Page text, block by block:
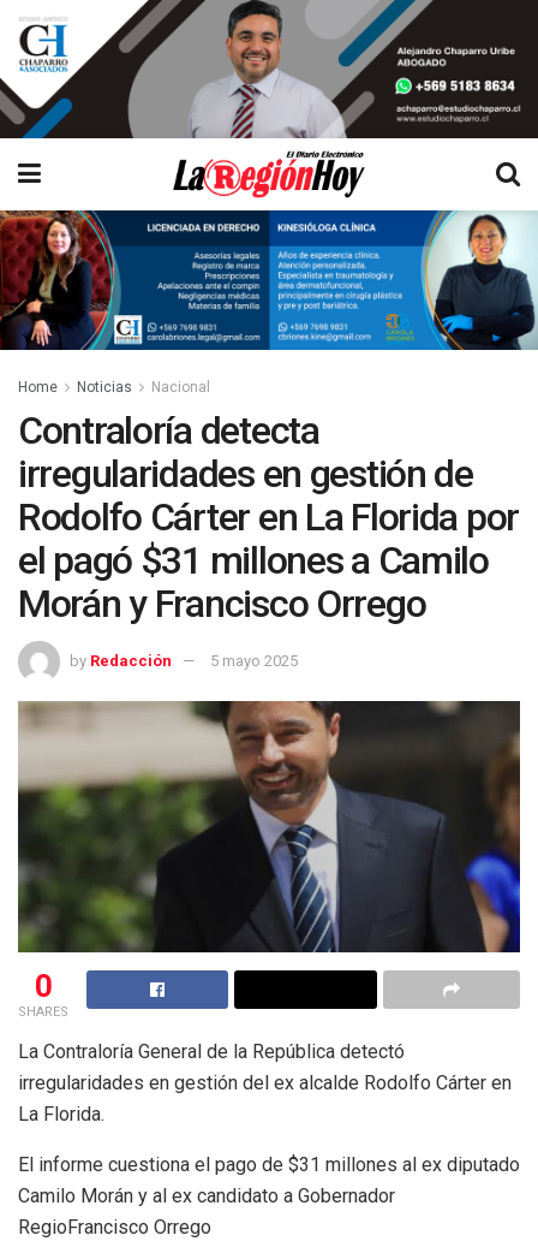
Home Noticias Nacional
Contraloría detecta
irregularidades en gestión de
Rodolfo Cárter en La Florida por
el pagó $31 millones a Camilo
Morán y Francisco Orrego
by Redacción 5 mayo 2025
0
SHARES
La Contraloría General de la República detectó
irregularidades en gestión del ex alcalde Rodolfo Cárter en
La Florida.
El informe cuestiona el pago de $31 millones al ex diputado
Camilo Morán y al ex candidato a Gobernador
RegioFrancisco Orrego